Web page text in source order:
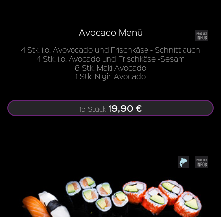
Avocado Menü
4 Stk. i.o. Avovocado und Frischkäse - Schnittlauch
4 Stk. i.o. Avocado und Frischkäse -Sesam
6 Stk. Maki Avocado
1 Stk. Nigiri Avocado
15 Stück 19,90 €